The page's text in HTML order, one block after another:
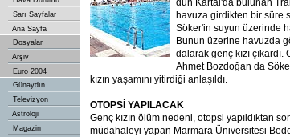
Sarı Sayfalar
Ana Sayfa
Dosyalar
Arşiv
Euro 2004
Günaydın
Televizyon
Astroloji
Magazin
dün Kartal'da bulunan
havuza girdikten bir süre
Söker'in suyun üzerinde
Bunun üzerine havuzda
dalarak genç kızı
Ahmet Bozdoğan da
kızın yaşamını yitirdiği anlaşıldı.
OTOPSİ YAPILACAK
Genç kızın ölüm nedeni, otopsi yapıldıktan
müdahaleyi yapan Marmara Üniversitesi